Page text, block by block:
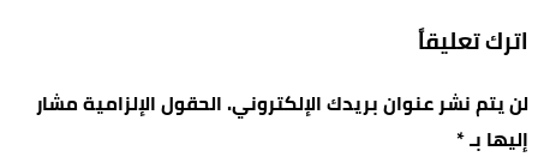
اترك تعليقاً
لن يتم نشر عنوان بريدك الإلكتروني.الحقول الإلزامية مشار
إليها بـ*